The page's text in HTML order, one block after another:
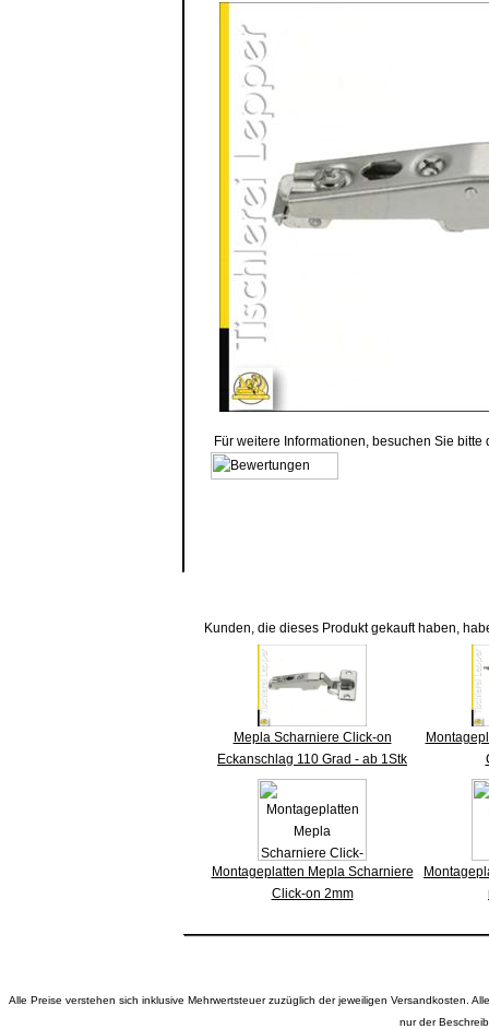
Für weitere Informationen, besuchen Sie bitte
Kunden, die dieses Produkt gekauft haben,
Mepla Scharniere Click-on
Eckanschlag 110 Grad - ab 1Stk
Montageplatten Mepla Scharniere
Click-on 2mm
Alle Preise verstehen sich inklusive Mehrwertsteuer zuzüglich der jeweiligen Versandkosten.
nur der